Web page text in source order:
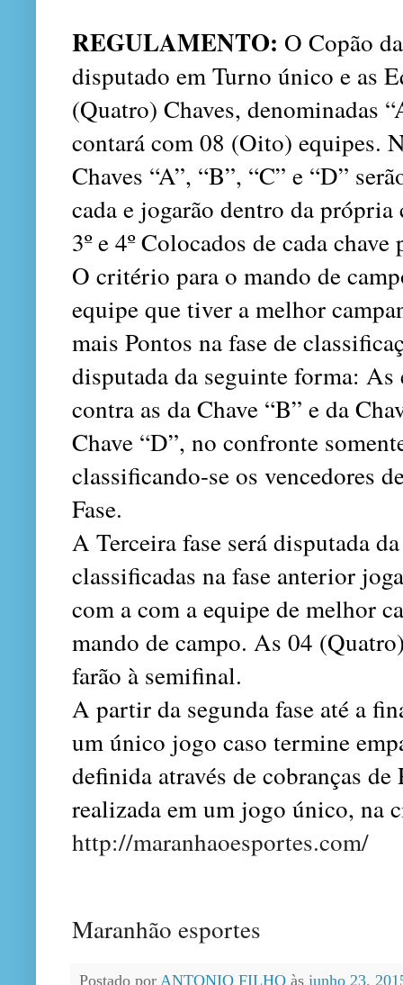
REGULAMENTO: O Copão
disputado em Turno único e as
(Quatro) Chaves, denominadas
contará com 08 (Oito) equipes.
Chaves “A”, “B”, “C” e “D”
cada e jogarão dentro da própria
3º e 4º Colocados de cada chave
O critério para o mando de
equipe que tiver a melhor
mais Pontos na fase de
disputada da seguinte forma: As
contra as da Chave “B” e da
Chave “D”, no confronte
classificando-se os vencedores
Fase.
A Terceira fase será disputada
classificadas na fase anterior
com a com a equipe de melhor
mando de campo. As 04
farão à semifinal.
A partir da segunda fase até a
um único jogo caso termine
definida através de cobranças
realizada em um jogo único, na
http://maranhaoesportes.com/
Maranhão esportes
Postado por ANTONIO FILHO às junho 23,